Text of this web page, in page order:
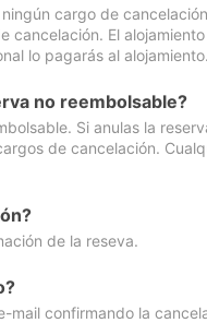
cargo de
El
lo pagarás al alojamiento.
no reembolsable?
Si anulas la
de cancelación.
de la reseva.
mail confirmando la